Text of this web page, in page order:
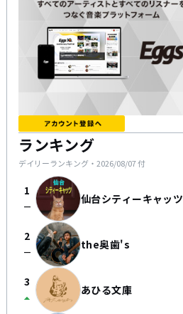
ランキング
デイリーランキング・ 2026/08/07付
1
check_indeterminate_small 仙台シティーキャッツ
2
check_indeterminate_small the奥歯's
3
arrow_drop_up あひる文庫